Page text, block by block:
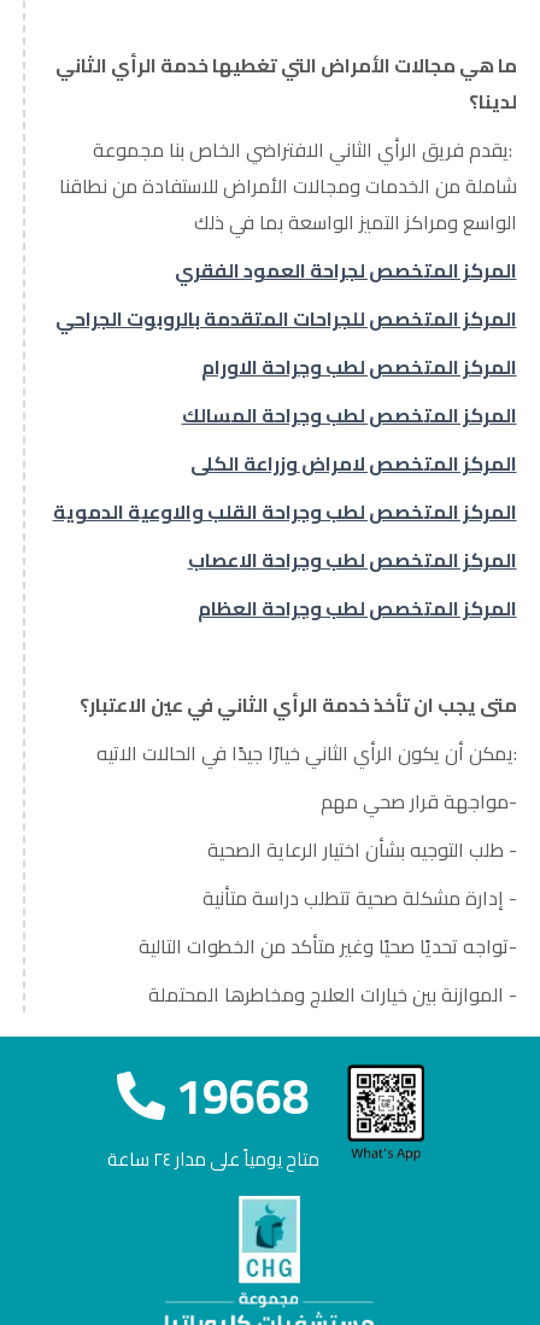
ما هي مجالات الأمراض التي تغطيها خدمة الرأي الثاني
لدينا؟
:يقدم فريق الرأي الثاني الافتراضي الخاص بنا مجموعة
شاملة من الخدمات ومجالات الأمراض للاستفادة من نطاقنا
الواسع ومراكز التميز الواسعة بما في ذلك
المركز المتخصص لجراحة العمود الفقري
المركز المتخصص للجراحات المتقدمة بالروبوت الجراحي
المركز المتخصص لطب وجراحة الاورام
المركز المتخصص لطب وجراحة المسالك
المركز المتخصص لامراض وزراعة الكلى
المركز المتخصص لطب وجراحة القلب والاوعية الدموية
المركز المتخصص لطب وجراحة الاعصاب
المركز المتخصص لطب وجراحة العظام
متى يجب ان تأخذ خدمة الرأي الثاني في عين الاعتبار؟
:يمكن أن يكون الرأي الثاني خيارًا جيدًا في الحالات الاتيه
-مواجهة قرار صحي مهم
- طلب التوجيه بشأن اختيار الرعاية الصحية
- إدارة مشكلة صحية تتطلب دراسة متأنية
-تواجه تحديًا صحيًا وغير متأكد من الخطوات التالية
- الموازنة بين خيارات العلاج ومخاطرها المحتملة
19668
متاح يومياً على مدار ٢٤ ساعة